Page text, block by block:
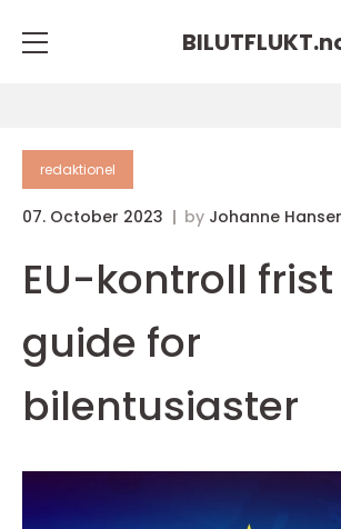
BILUTFLUKT.
redaktionel
07. October 2023 by Johanne
EU-kontroll
guide for
bilentusiaster